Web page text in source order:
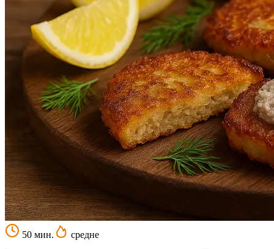
50 мин.
средне